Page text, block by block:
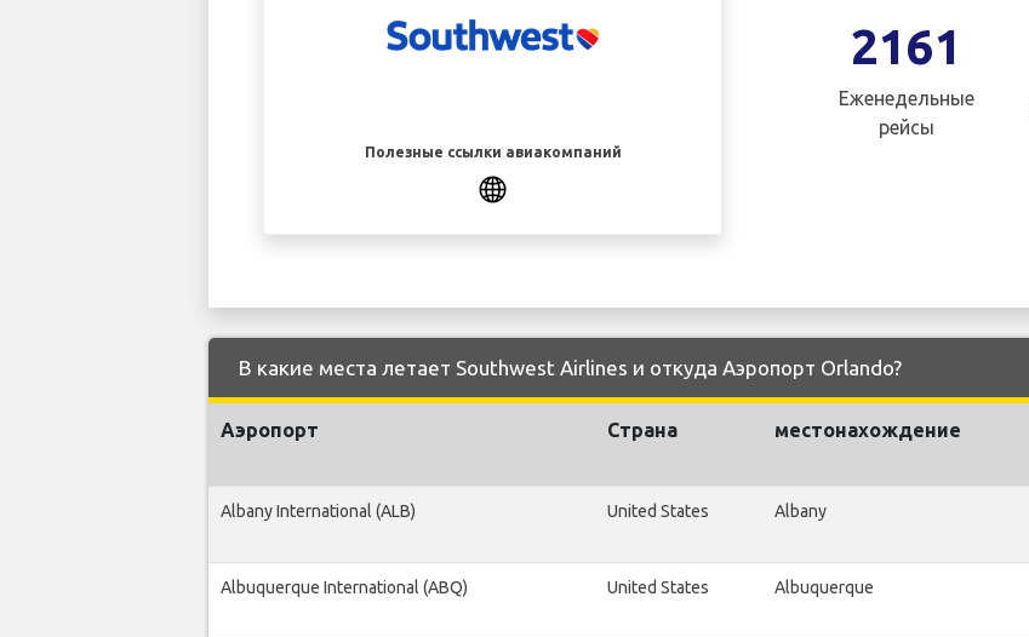
Полезные ссылки авиакомпаний
2161
Еженедельные
рейсы
В какие места летает Southwest Airlines и откуда Аэропорт Orlando?
Аэропорт Страна местонахождение
Albany International (ALB) United States Albany
Albuquerque International (ABQ) United States Albuquerque